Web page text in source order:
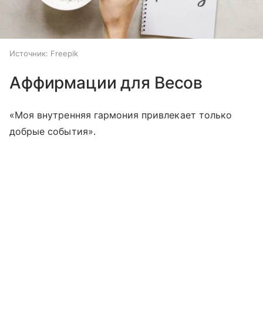
Источник: Freepik
Аффирмации для Весов
«Моя внутренняя гармония привлекает только
добрые события».